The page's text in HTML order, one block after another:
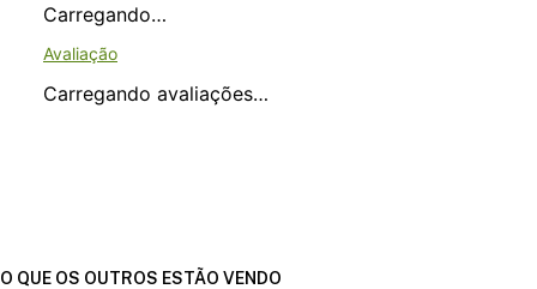
Carregando…
Carregando avaliações…
O QUE OS OUTROS ESTÃO VENDO